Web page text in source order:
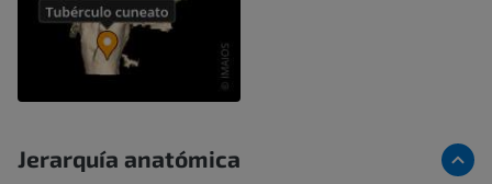
Jerarquía anatómica